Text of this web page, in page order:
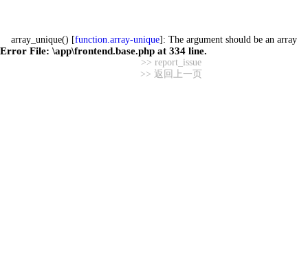
array_unique() [function.array-unique]: The argument should be an array
Error File: \app\frontend.base.php at 334 line.
>> report_issue
>> 返回上一页